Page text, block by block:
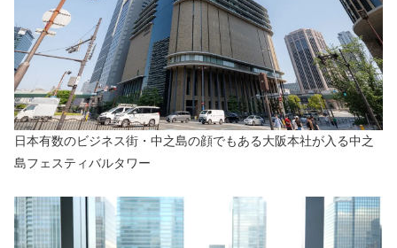
日本有数のビジネス街・中之島の顔でもある大阪本社が入る中之
島フェスティバルタワー